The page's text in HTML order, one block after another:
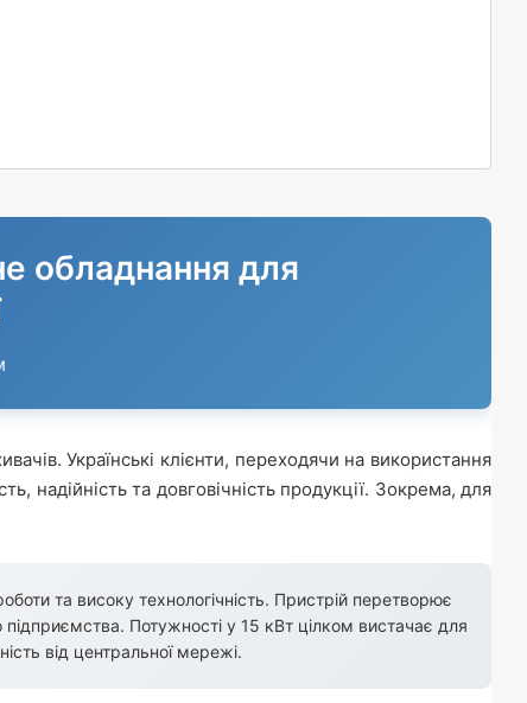
обладнання для
Українські клієнти, переходячи на використання
надійність та довговічність продукції. Зокрема, для
та високу технологічність. Пристрій перетворює
Потужності у 15 кВт цілком вистачає для
від центральної мережі.